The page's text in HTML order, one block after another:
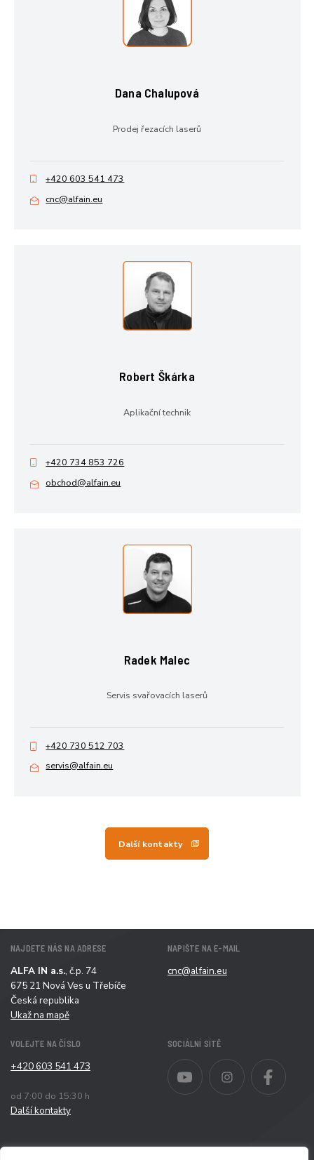
Dana Chalupová
Prodej řezacích laserů
+420 603 541 473
cnc@alfain.eu
Robert Škárka
Aplikační technik
+420 734 853 726
obchod@alfain.eu
Radek Malec
Servis svařovacích laserů
+420 730 512 703
servis@alfain.eu
Další kontakty
NAJDETE NÁS NA ADRESE
ALFA IN a.s., č.p. 74
675 21 Nová Ves u Třebíče
Česká republika
Ukaž na mapě
NAPIŠTE NA E-MAIL
cnc@alfain.eu
VOLEJTE NA ČÍSLO
+420 603 541 473
od 7:00 do 15:30 h
Další kontakty
SOCIÁLNÍ SÍTĚ
YouTube Instagram